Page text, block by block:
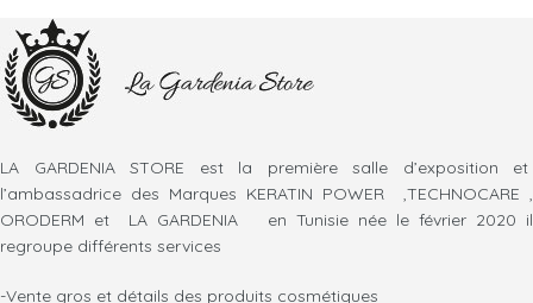
LA GARDENIA STORE est la première salle d’exposition et
l’ambassadrice des Marques KERATIN POWER ,TECHNOCARE ,
ORODERM et LA GARDENIA en Tunisie née le février 2020 il
regroupe différents services
-Vente gros et détails des produits cosmétiques